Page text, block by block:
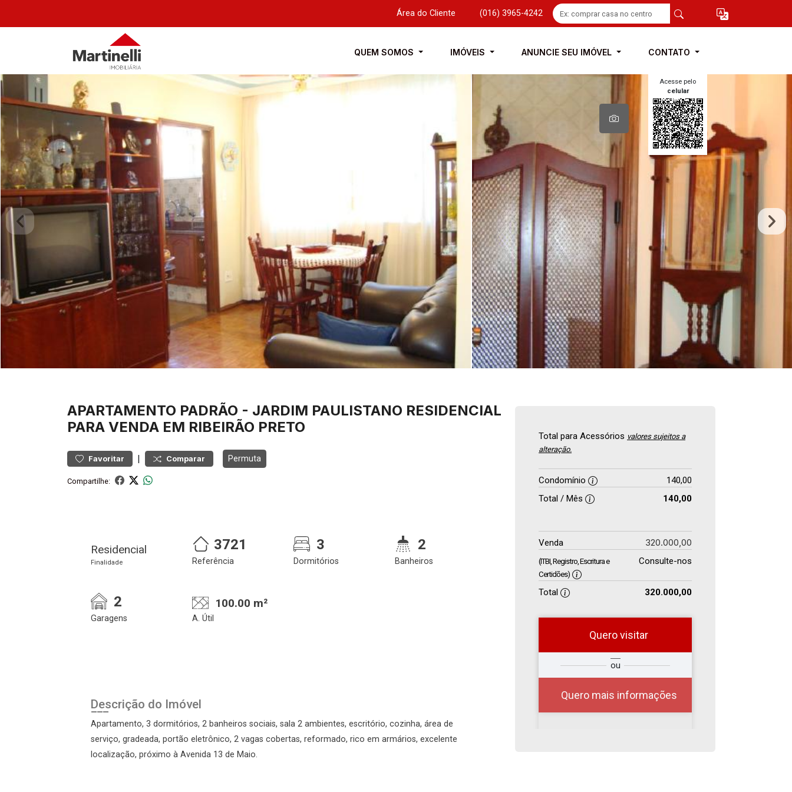
Área do Cliente (016) 3965-4242
QUEM SOMOS IMÓVEIS ANUNCIE SEU IMÓVEL CONTATO
Acesse pelo
celular
APARTAMENTO PADRÃO - JARDIM PAULISTANO RESIDENCIAL
PARA VENDA EM RIBEIRÃO PRETO
Favoritar | Comparar Permuta
Compartilhe:
Residencial
Finalidade
3721
Referência
3
Dormitórios
2
Banheiros
2
Garagens
100.00 m²
A. Útil
Descrição do Imóvel
Apartamento, 3 dormitórios, 2 banheiros sociais, sala 2 ambientes, escritório, cozinha, área de
serviço, gradeada, portão eletrônico, 2 vagas cobertas, reformado, rico em armários, excelente
localização, próximo à Avenida 13 de Maio.
Total para Acessórios valores sujeitos a
alteração.
Condomínio
140,00
Total / Mês
140,00
Venda 320.000,00
(ITBI, Registro, Escritura e
Certidões)
Consulte-nos
Total 320.000,00
Quero visitar
ou
Quero mais informações
Qual o melhor dia e
horário para você?
08/08/2026